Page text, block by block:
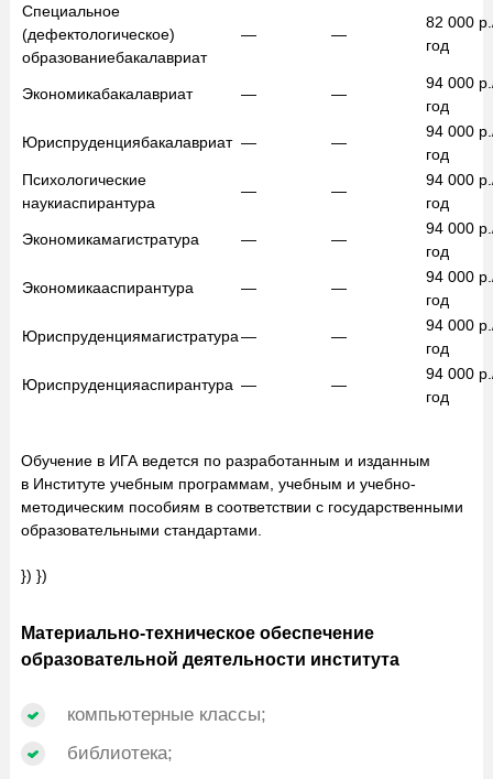
Специальное
(дефектологическое)
образованиебакалавриат
— —
82 000
год
Экономикабакалавриат — —
94 000
год
Юриспруденциябакалавриат — —
94 000
год
Психологические
наукиаспирантура
— —
94 000
год
Экономикамагистратура — —
94 000
год
Экономикааспирантура — —
94 000
год
Юриспруденциямагистратура— —
94 000
год
Юриспруденцияаспирантура — —
94 000
год
Обучение в ИГА ведется по разработанным и изданным
в Институте учебным программам, учебным и учебно-
методическим пособиям в соответствии с государственными
образовательными стандартами.
}) })
Материально-техническое обеспечение
образовательной деятельности института
компьютерные классы;
библиотека;